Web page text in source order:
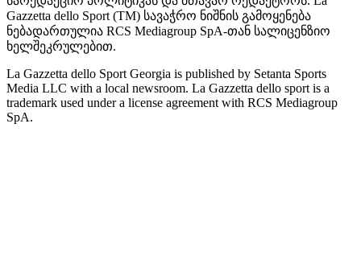
Gazzetta dello Sport (TM) სავაჭრო ნიშნის გამოყენება
ნებადართულია RCS Mediagroup SpA-თან სალიცენზიო
ხელშეკრულებით.
La Gazzetta dello Sport Georgia is published by Setanta Sports
Media LLC with a local newsroom. La Gazzetta dello sport is a
trademark used under a license agreement with RCS Mediagroup
SpA.